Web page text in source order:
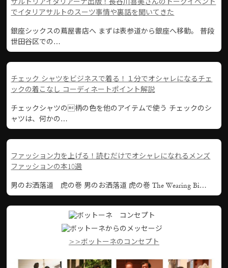
サルトリアイタリアーナ出版！長谷川喜美さんのトークイベント
でイタリアサルトのスーツ事情や裏話を聞いてきた
銀座シックスの蔦屋書店へ まずは表参道から銀座へ移動。 普段
世田谷区での…
チェック シャツをビジネスで着る！１分でオシャレになるチェ
ックの着こなし コーディネートポイント解説
チェックシャツの柄の色を他のアイテムで使う チェックのシ
ャツは、何かの…
ファッション力を上げる！読むだけでオシャレになれるメンズ
ファッションの本10選
男のお洒落道 虎の巻 男のお洒落道 虎の巻 The Wearing Bi…
>>ボットーネのコンセプト